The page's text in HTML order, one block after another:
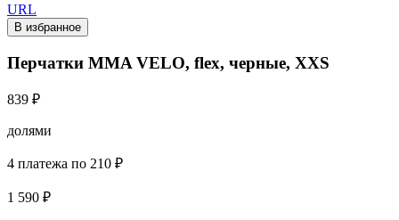
URL
В избранное
Перчатки MMA VELO, flex, черные, XXS
839 ₽
долями
4 платежа по 210 ₽
1 590 ₽